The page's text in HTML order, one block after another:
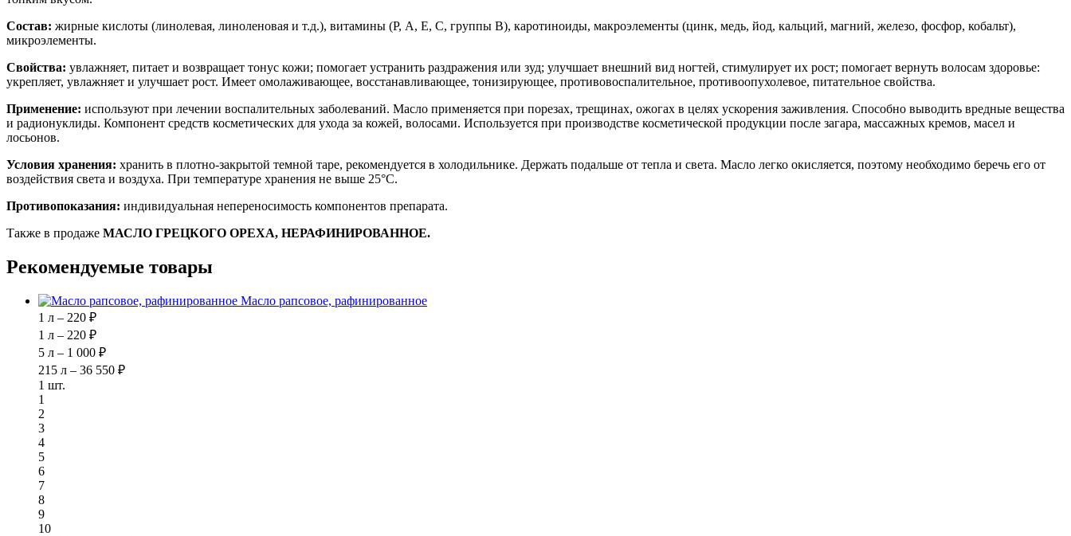
Состав: жирные кислоты (линолевая, линоленовая и т.д.), витамины (Р, А, Е, С, группы В), каротиноиды, макроэлементы (цинк, медь, йод, кальций, магний, железо, фосфор, кобальт),
микроэлементы.
Свойства: увлажняет, питает и возвращает тонус кожи; помогает устранить раздражения или зуд; улучшает внешний вид ногтей, стимулирует их рост; помогает вернуть волосам здоровье:
укрепляет, увлажняет и улучшает рост. Имеет омолаживающее, восстанавливающее, тонизирующее, противовоспалительное, противоопухолевое, питательное свойства.
Применение: используют при лечении воспалительных заболеваний. Масло применяется при порезах, трещинах, ожогах в целях ускорения заживления. Способно выводить вредные вещества
и радионуклиды. Компонент средств косметических для ухода за кожей, волосами. Используется при производстве косметической продукции после загара, массажных кремов, масел и
лосьонов.
Условия хранения: хранить в плотно-закрытой темной таре, рекомендуется в холодильнике. Держать подальше от тепла и света. Масло легко окисляется, поэтому необходимо беречь его от
воздействия света и воздуха. При температуре хранения не выше 25°С.
Противопоказания: индивидуальная непереносимость компонентов препарата.
Также в продаже МАСЛО ГРЕЦКОГО ОРЕХА, НЕРАФИНИРОВАННОЕ.
Рекомендуемые товары
Масло рапсовое, рафинированное
1 л – 220 ₽
1 л – 220 ₽
5 л – 1 000 ₽
215 л – 36 550 ₽
1 шт.
1
2
3
4
5
6
7
8
9
10